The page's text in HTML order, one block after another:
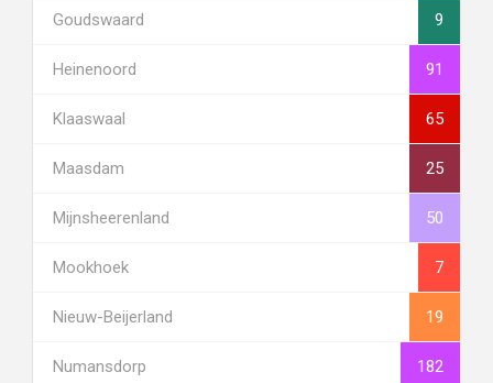
Goudswaard 9
Heinenoord 91
Klaaswaal 65
Maasdam 25
Mijnsheerenland 50
Mookhoek 7
Nieuw-Beijerland 19
Numansdorp 182